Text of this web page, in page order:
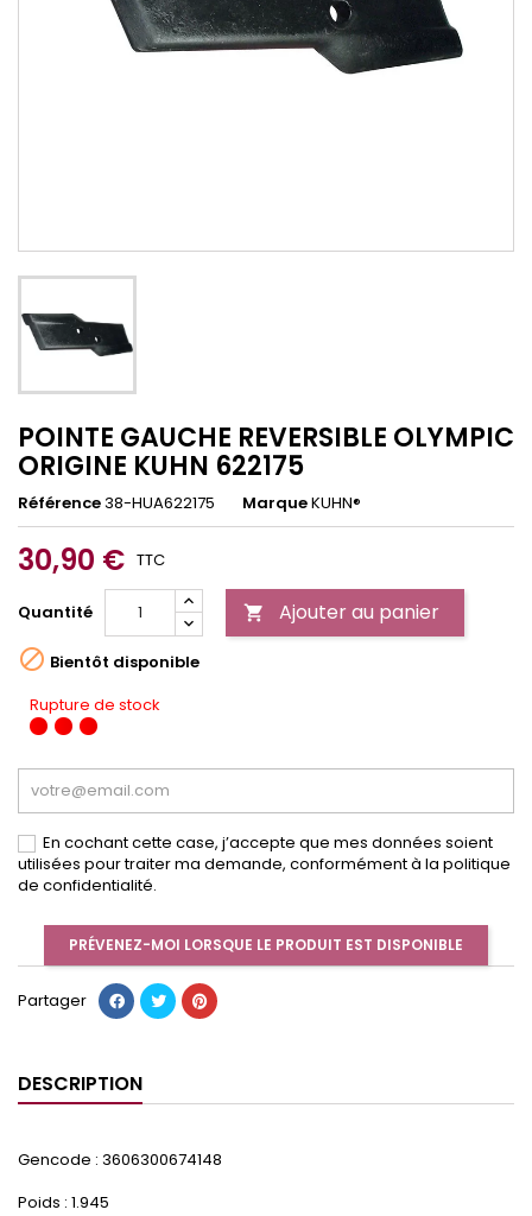
POINTE GAUCHE REVERSIBLE OLYMPIC
ORIGINE KUHN 622175
Référence38-HUA622175 MarqueKUHN®
30,90 € TTC
Quantité  Ajouter au panier
 Bientôt disponible
Rupture de stock
En cochant cette case, j’accepte que mes données soient
utilisées pour traiter ma demande, conformément à la politique
de confidentialité.
PRÉVENEZ-MOI LORSQUE LE PRODUIT EST DISPONIBLE
Partager
DESCRIPTION
Gencode : 3606300674148
Poids : 1.945